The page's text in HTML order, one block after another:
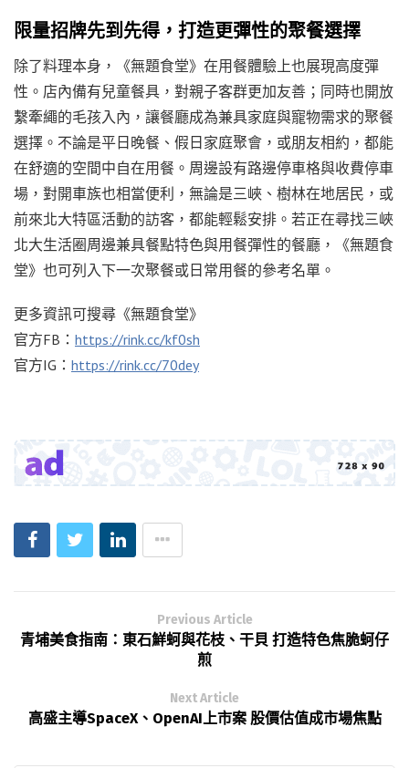
限量招牌先到先得，打造更彈性的聚餐選擇
除了料理本身，《無題食堂》在用餐體驗上也展現高度彈
性。店內備有兒童餐具，對親子客群更加友善；同時也開放
繫牽繩的毛孩入內，讓餐廳成為兼具家庭與寵物需求的聚餐
選擇。不論是平日晚餐、假日家庭聚會，或朋友相約，都能
在舒適的空間中自在用餐。周邊設有路邊停車格與收費停車
場，對開車族也相當便利，無論是三峽、樹林在地居民，或
前來北大特區活動的訪客，都能輕鬆安排。若正在尋找三峽
北大生活圈周邊兼具餐點特色與用餐彈性的餐廳，《無題食
堂》也可列入下一次聚餐或日常用餐的參考名單。
更多資訊可搜尋《無題食堂》
官方FB： https://rink.cc/kf0sh
官方IG： https://rink.cc/70dey
Previous Article
青埔美食指南：東石鮮蚵與花枝、干貝 打造特色焦脆蚵仔
煎
Next Article
高盛主導SpaceX、OpenAI上市案 股價估值成市場焦點